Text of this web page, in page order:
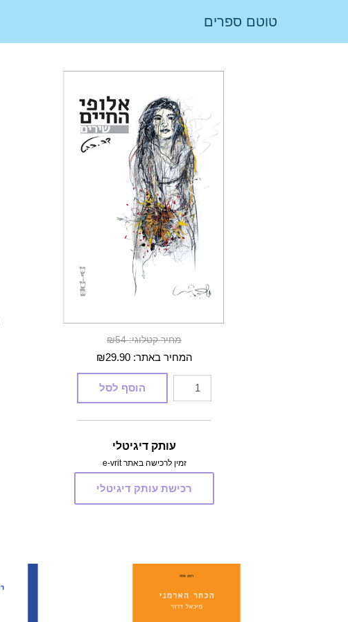
טוטם ספרים
מחיר קטלוגי: ₪54
המחיר באתר: ₪29.90
של
אלופי
הוסף לסל
עותק דיגיטלי
זמין לרכישה באתר e-vrit
רכישת עותק דיגיטלי